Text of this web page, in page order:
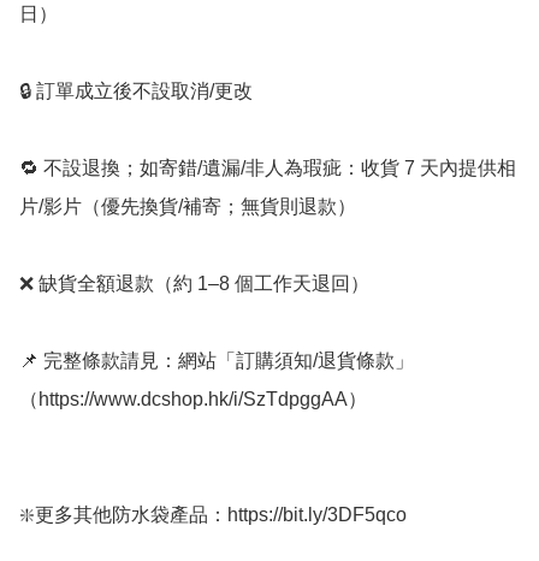
日）
🔒 訂單成立後不設取消/更改
🔁 不設退換；如寄錯/遺漏/非人為瑕疵：收貨 7 天內提供相
片/影片（優先換貨/補寄；無貨則退款）
❌ 缺貨全額退款（約 1–8 個工作天退回）
📌 完整條款請見：網站「訂購須知/退貨條款」
（https://www.dcshop.hk/i/SzTdpggAA）
❇️更多其他防水袋產品：https://bit.ly/3DF5qco